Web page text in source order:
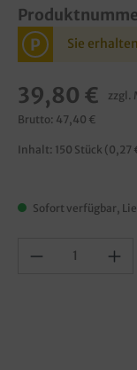
P Sie
39,80 € zzgl.
Brutto: 47,40 €
Inhalt: 150 Stück (0,27
Sofort verfügbar,